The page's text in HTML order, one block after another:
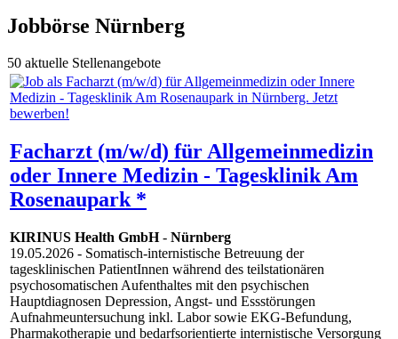
Jobbörse Nürnberg
50 aktuelle Stellenangebote
Facharzt (m/w/d) für Allgemeinmedizin
oder Innere Medizin - Tagesklinik Am
Rosenaupark *
KIRINUS Health GmbH- Nürnberg
19.05.2026 - Somatisch-internistische Betreuung der
tagesklinischen PatientInnen während des teilstationären
psychosomatischen Aufenthaltes mit den psychischen
Hauptdiagnosen Depression, Angst- und Essstörungen
Aufnahmeuntersuchung inkl. Labor sowie EKG-Befundung,
Pharmakotherapie und bedarfsorientierte internistische Versorgung